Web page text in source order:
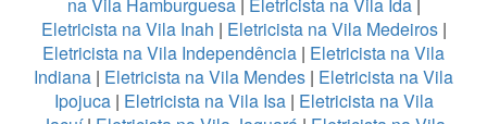
Eletricista na Vila Inah | Eletricista na Vila Medeiros|
Eletricista na Vila Independência | Eletricista na Vila
Indiana | Eletricista na Vila Mendes | Eletricista na Vila
Ipojuca| Eletricista na Vila Isa| Eletricista na Vila